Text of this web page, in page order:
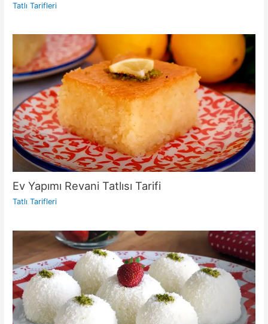
Tatlı Tarifleri
Ev Yapımı Revani Tatlısı Tarifi
Tatlı Tarifleri